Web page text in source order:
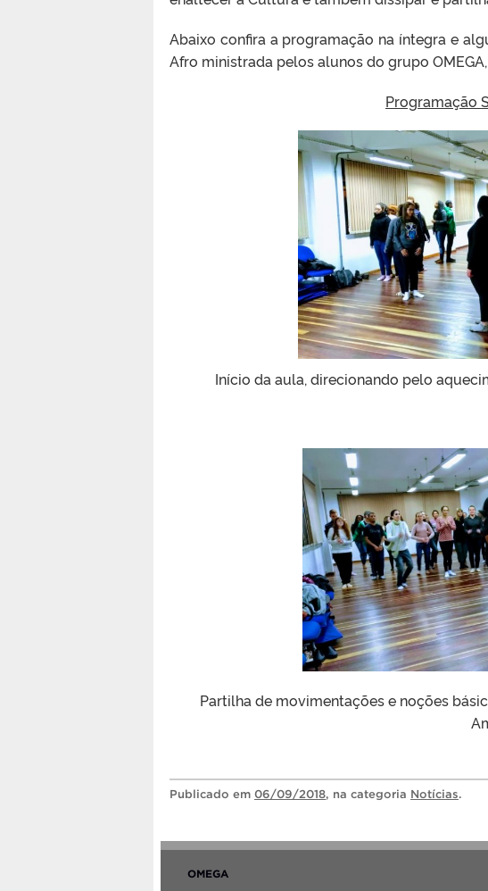
Abaixo confira a programação na íntegra e
Afro ministrada pelos alunos do grupo
Programação
Início da aula, direcionando pelo
Partilha de movimentações e noções
Publicado em 06/09/2018, na categoria Notícias.
OMEGA